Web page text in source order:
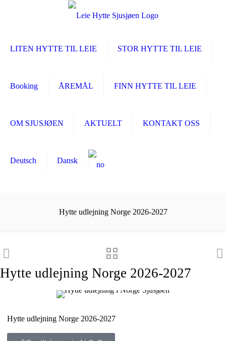
LITEN HYTTE TIL LEIE STOR HYTTE TIL LEIE
Booking ÅREMÅL FINN HYTTE TIL LEIE
OM SJUSJØEN AKTUELT KONTAKT OSS
Deutsch Dansk
Hytte udlejning Norge 2026-2027
Hytte udlejning Norge 2026-2027
Hytte udlejning Norge 2026-2027